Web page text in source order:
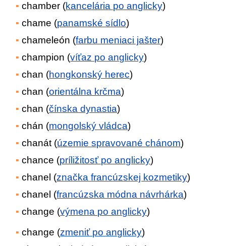
chamber (kancelária po anglicky)
chame (panamské sídlo)
chameleón (farbu meniaci jašter)
champion (víťaz po anglicky)
chan (hongkonský herec)
chan (orientálna krčma)
chan (čínska dynastia)
chán (mongolský vládca)
chanát (územie spravované chánom)
chance (príližitosť po anglicky)
chanel (značka francúzskej kozmetiky)
chanel (francúzska módna návrhárka)
change (výmena po anglicky)
change (zmeniť po anglicky)